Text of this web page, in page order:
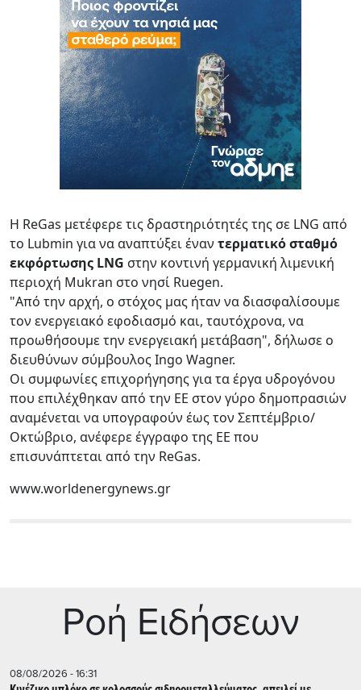
Η ReGas μετέφερε τις δραστηριότητές της σε LNG από
το Lubmin για να αναπτύξει έναν τερματικό σταθμό
εκφόρτωσης LNG στην κοντινή γερμανική λιμενική
περιοχή Mukran στο νησί Ruegen.
"Από την αρχή, ο στόχος μας ήταν να διασφαλίσουμε
τον ενεργειακό εφοδιασμό και, ταυτόχρονα, να
προωθήσουμε την ενεργειακή μετάβαση", δήλωσε ο
διευθύνων σύμβουλος Ingo Wagner.
Οι συμφωνίες επιχορήγησης για τα έργα υδρογόνου
που επιλέχθηκαν από την ΕΕ στον γύρο δημοπρασιών
αναμένεται να υπογραφούν έως τον Σεπτέμβριο/
Οκτώβριο, ανέφερε έγγραφο της ΕΕ που
επισυνάπτεται από την ReGas.
www.worldenergynews.gr
Ρoή Ειδήσεων
08/08/2026 - 16:31